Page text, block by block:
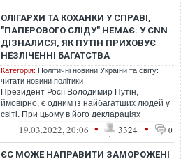
ОЛІГАРХИ ТА КОХАНКИ У СПРАВІ,
"ПАПЕРОВОГО СЛІДУ" НЕМАЄ: У CNN
ДІЗНАЛИСЯ, ЯК ПУТІН ПРИХОВУЄ
НЕЗЛІЧЕННІ БАГАТСТВА
Категорія: Політичні новини України та світу:
читати новини політики
Президент Росії Володимир Путін,
ймовірно, є одним із найбагатших людей у
світі. При цьому в його деклараціях
зазначено, що диктатор отримує лише
19.03.2022, 20:06 • 3324 • 0
ЄС МОЖЕ НАПРАВИТИ ЗАМОРОЖЕНІ